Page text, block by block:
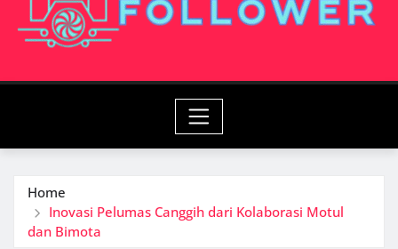
Home
Inovasi Pelumas Canggih dari Kolaborasi Motul
dan Bimota